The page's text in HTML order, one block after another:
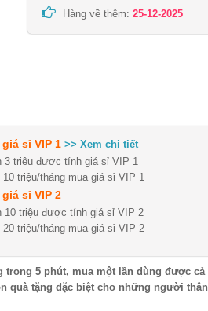
Hàng về thêm:25-12-2025
sỉ VIP 1 >> Xem chi tiết
3 triệu được tính giá sỉ VIP 1
10 triệu/tháng mua giá sỉ VIP 1
sỉ VIP 2
10 triệu được tính giá sỉ VIP 2
20 triệu/tháng mua giá sỉ VIP 2
5 phút, mua một lần dùng được cả
quà tặng đặc biệt cho những người thân